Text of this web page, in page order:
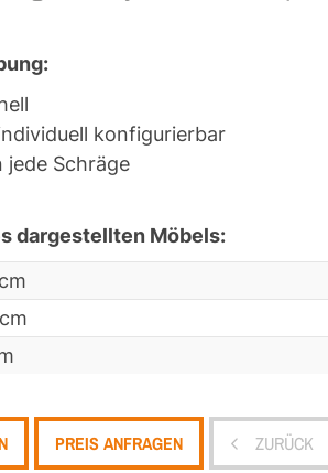
konfigurierbar
jede Schräge
dargestellten Möbels:
PREIS ANFRAGEN ZURÜCK